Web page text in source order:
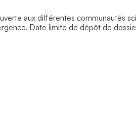
aux différentes communautés
Date limite de dépôt de